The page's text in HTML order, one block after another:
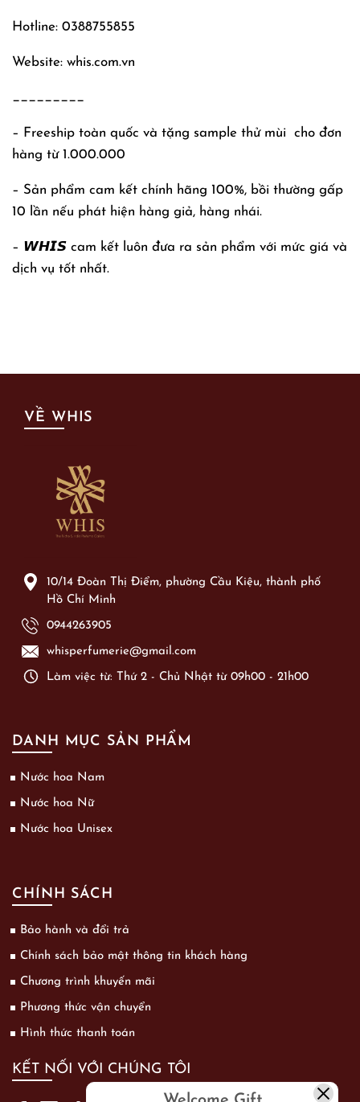
Hotline: 0388755855
Website: whis.com.vn
_________
– Freeship toàn quốc và tặng sample thử mùi
cho đơn
hàng từ 1.000.000
– Sản phẩm cam kết chính hãng 100%, bồi thường gấp
10 lần nếu phát hiện hàng giả, hàng nhái.
– 𝙒𝙃𝙄𝙎 cam kết luôn đưa ra sản phẩm với mức giá và
dịch vụ tốt nhất.
VỀ WHIS
10/14 Đoàn Thị Điểm, phường Cầu Kiệu, thành phố
Hồ Chí Minh
0944263905
whisperfumerie@gmail.com
Làm việc từ: Thứ 2 - Chủ Nhật từ 09h00 - 21h00
DANH MỤC SẢN PHẨM
Nước hoa Nam
Nước hoa Nữ
Nước hoa Unisex
CHÍNH SÁCH
Bảo hành và đổi trả
Chính sách bảo mật thông tin khách hàng
Chương trình khuyến mãi
Phương thức vận chuyển
Hình thức thanh toán
KẾT NỐI VỚI CHÚNG TÔI